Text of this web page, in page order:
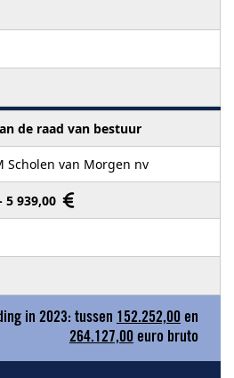
de raad van bestuur
Scholen van Morgen nv
5 939,00
in 2023: tussen 152.252,00 en
264.127,00 euro bruto